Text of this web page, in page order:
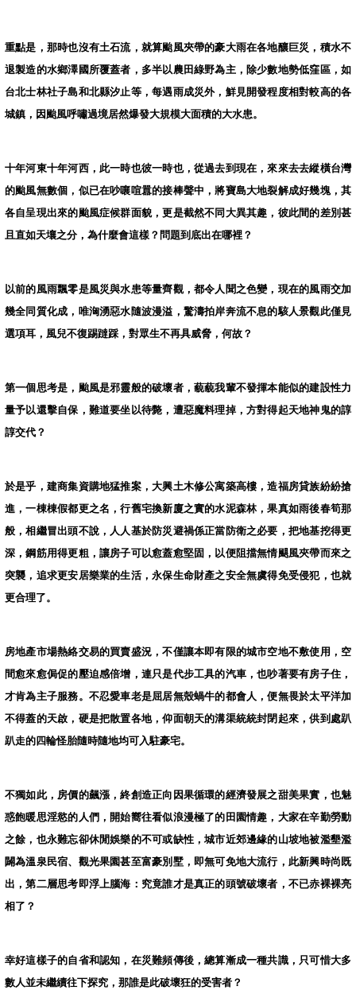
重點是，那時也沒有土石流，就算颱風夾帶的豪大雨在各地釀巨災，積水不
退製造的水鄉澤國所覆蓋者，多半以農田綠野為主，除少數地勢低窪區，如
台北士林社子島和北縣汐止等，每遇雨成災外，鮮見開發程度相對較高的各
城鎮，因颱風呼嘯過境居然爆發大規模大面積的大水患。
十年河東十年河西，此一時也彼一時也，從過去到現在，來來去去縱橫台灣
的颱風無數個，似已在吵嚷喧囂的接棒聲中，將寶島大地裂解成好幾塊，其
各自呈現出來的颱風症候群面貌，更是截然不同大異其趣，彼此間的差別甚
且直如天壤之分，為什麼會這樣？問題到底出在哪裡？
以前的風雨飄零是風災與水患等量齊觀，都令人聞之色變，現在的風雨交加
幾全同質化成，唯洶湧惡水隨波漫溢，驚濤拍岸奔流不息的駭人景觀此僅見
選項耳，風兒不復踢躂踩，對眾生不再具威脅，何故？
第一個思考是，颱風是邪靈般的破壞者，藐藐我輩不發揮本能似的建設性力
量予以還擊自保，難道要坐以待斃，遭惡魔料理掉，方對得起天地神鬼的諄
諄交代？
於是乎，建商集資購地猛推案，大興土木修公寓築高樓，造福房貸族紛紛搶
進，一棟棟假都更之名，行舊宅換新廈之實的水泥森林，果真如雨後春筍那
般，相繼冒出頭不說，人人基於防災避禍係正當防衛之必要，把地基挖得更
深，鋼筋用得更粗，讓房子可以愈蓋愈堅固，以便阻擋無情颶風夾帶而來之
突襲，追求更安居樂業的生活，永保生命財產之安全無虞得免受侵犯，也就
更合理了。
房地產市場熱絡交易的買賣盛況，不僅讓本即有限的城市空地不敷使用，空
間愈來愈侷促的壓迫感倍增，連只是代步工具的汽車，也吵著要有房子住，
才肯為主子服務。不忍愛車老是屈居無殼蝸牛的都會人，便無畏於太平洋加
不得蓋的天啟，硬是把散置各地，仰面朝天的溝渠統統封閉起來，供到處趴
趴走的四輪怪胎隨時隨地均可入駐豪宅。
不獨如此，房價的飆漲，終創造正向因果循環的經濟發展之甜美果實，也魅
惑飽暖思淫慾的人們，開始嚮往看似浪漫極了的田園情趣，大家在辛勤勞動
之餘，也永難忘卻休閒娛樂的不可或缺性，城市近郊邊緣的山坡地被濫墾濫
闢為溫泉民宿、觀光果園甚至富豪別墅，即無可免地大流行，此新興時尚既
出，第二層思考即浮上腦海：究竟誰才是真正的頭號破壞者，不已赤裸裸亮
相了？
幸好這樣子的自省和認知，在災難頻傳後，總算漸成一種共識，只可惜大多
數人並未繼續往下探究，那誰是此破壞狂的受害者？